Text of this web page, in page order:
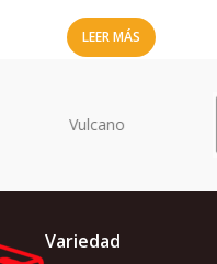
LEER MÁS
Uriarte
Variedad